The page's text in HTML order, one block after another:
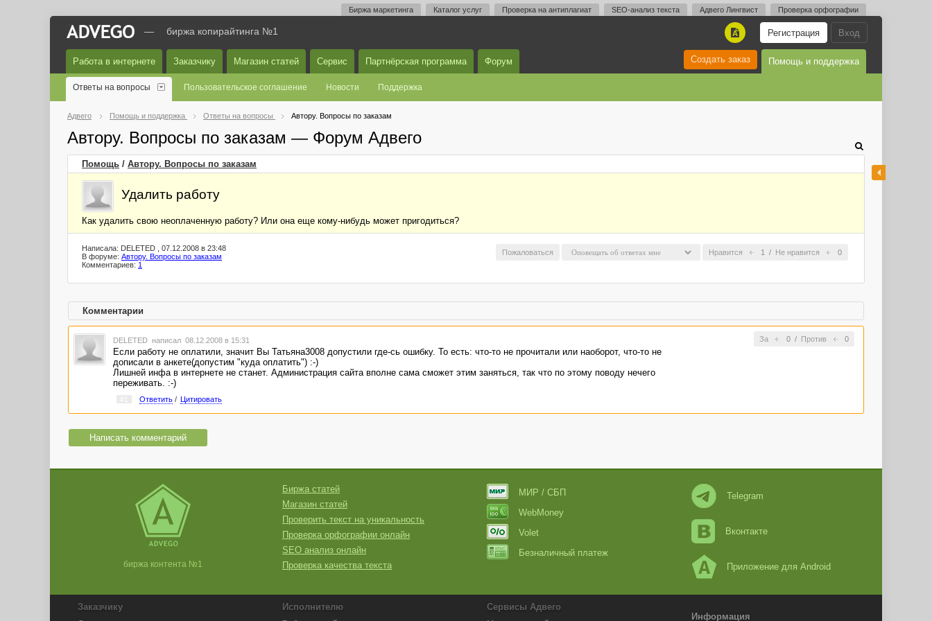
Биржа маркетинга Каталог услуг Проверка на антиплагиат SEO-анализ текста Адвего Лингвист Проверка орфографии
Вход
Регистрация
A
— биржа копирайтинга №1
Работа в интернете Заказчику Магазин статей Сервис Партнёрская программа Форум Помощь и поддержка
Создать заказ
Ответы на вопросы Пользовательское соглашение Новости Поддержка
Адвего Помощь и поддержка Ответы на вопросы Автору. Вопросы по заказам
Автору. Вопросы по заказам — Форум Адвего
Помощь / Автору. Вопросы по заказам
Удалить работу
Как удалить свою неоплаченную работу? Или она еще кому-нибудь может пригодиться?
Нравится 1 / Не нравится 0
Пожаловаться
Написала: DELETED , 07.12.2008 в 23:48
В форуме: Автору. Вопросы по заказам
Комментариев: 1
Комментарии
За 0/ Против 0
DELETED написал 08.12.2008 в 15:31
Если работу не оплатили, значит Вы Татьяна3008 допустили где-сь ошибку. То есть: что-то не прочитали или наоборот, что-то не
дописали в анкете(допустим "куда оплатить") :-)
Лишней инфа в интернете не станет. Администрация сайта вполне сама сможет этим заняться, так что по этому поводу нечего
переживать. :-)
Ответить/ Цитировать
Написать комментарий
биржа контента №1
Биржа статей
Магазин статей
Проверить текст на уникальность
Проверка орфографии онлайн
SEO анализ онлайн
Проверка качества текста
МИР / СБП
WebMoney
Volet
Безналичный платеж
Telegram
Вконтакте
Приложение для Android
Заказчику Исполнителю Сервисы Адвего
Информация